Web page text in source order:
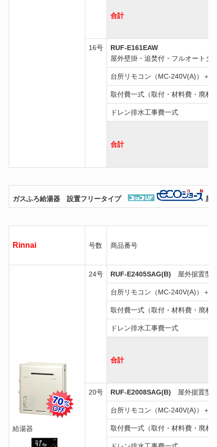
合計
16号
RUF-E161EAW
屋外壁掛・追焚付・フルオートタ
台所リモコン（MC-240V(A)）＋
取付費一式（取付・材料費・廃材
ドレン排水工事費一式
合計
ガスふろ給湯器 設置フリータイプ 屋
Rinnai 号数 商品番号
給湯器
24号 RUF-E2405SAG(B) 屋外据置型
台所リモコン（MC-240V(A)）＋
取付費一式（取付・材料費・廃材
ドレン排水工事費一式
合計
20号 RUF-E2008SAG(B) 屋外据置型
台所リモコン（MC-240V(A)）＋
取付費一式（取付・材料費・廃材